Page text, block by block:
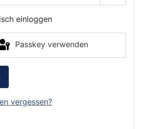
Passwort
einloggen
Passkey verwenden
vergessen?